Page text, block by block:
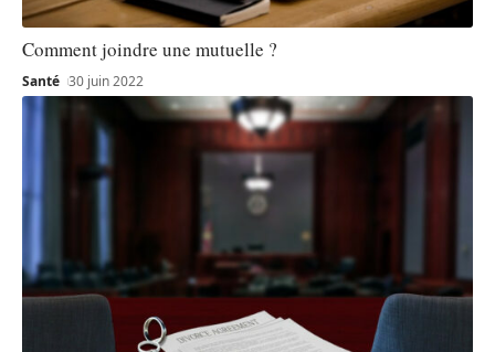
Comment joindre une mutuelle ?
Santé 30 juin 2022